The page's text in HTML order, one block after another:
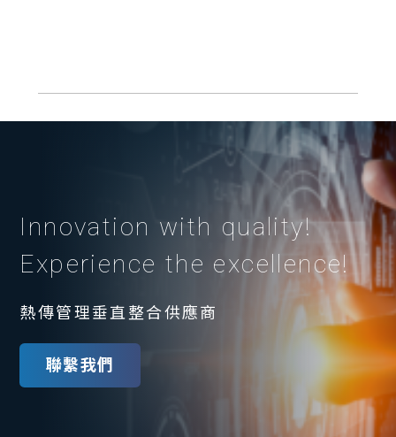
Innovation with quality!
Experience the excellence!
熱傳管理垂直整合供應商
聯繫我們